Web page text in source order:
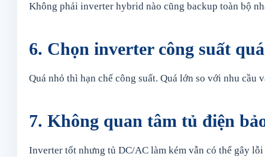
Không phải inverter hybrid nào cũng backup toàn bộ
6. Chọn inverter công suất
Quá nhỏ thì hạn chế công suất. Quá lớn so với nhu cầu
7. Không quan tâm tủ điện
Inverter tốt nhưng tủ DC/AC làm kém vẫn có thể gây lỗi